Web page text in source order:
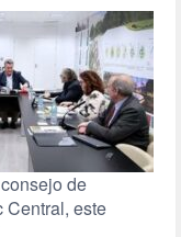
de
Central, este